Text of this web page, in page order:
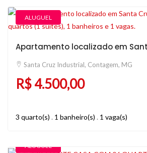
ALUGUEL
Santa Cruz Industrial, Contagem, MG
R$ 4.500,00
3 quarto(s) . 1 banheiro(s) . 1 vaga(s)
ALUGUEL